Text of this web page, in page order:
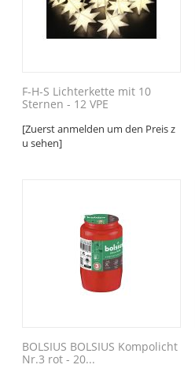
F-H-S Lichterkette mit 10
Sternen - 12 VPE
[Zuerst anmelden um den Preis z
u sehen]
BOLSIUS BOLSIUS Kompolicht
Nr.3 rot - 20...